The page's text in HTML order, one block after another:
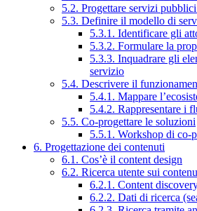
5.2. Progettare servizi
5.3. Definire il modello di
5.3.1. Identificare gli
5.3.2. Formulare la
5.3.3. Inquadrare gli
servizio
5.4. Descrivere il
5.4.1. Mappare
5.4.2. Rappresentare i
5.5. Co-progettare le soluzioni
5.5.1. Workshop di co-
6. Progettazione dei contenuti
6.1. Cos’è il content design
6.2. Ricerca utente sui
6.2.1. Content
6.2.2. Dati di ricerca